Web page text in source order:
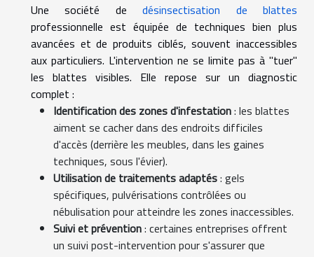
Une société dedésinsectisation de blattes
professionnelle est équipée de techniques bien plus
avancées et de produits ciblés, souvent inaccessibles
aux particuliers. L'intervention ne se limite pas à "tuer"
les blattes visibles. Elle repose sur un diagnostic
complet :
Identification des zones d'infestation: les blattes
aiment se cacher dans des endroits difficiles
d'accès (derrière les meubles, dans les gaines
techniques, sous l'évier).
Utilisation de traitements adaptés: gels
spécifiques, pulvérisations contrôlées ou
nébulisation pour atteindre les zones inaccessibles.
Suivi et prévention: certaines entreprises offrent
un suivi post-intervention pour s'assurer que